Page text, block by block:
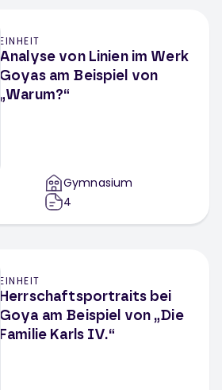
EINHEIT
Analyse von Linien im Werk
Goyas am Beispiel von
„Warum?“
Gymnasium
4
EINHEIT
Herrschaftsportraits bei
Goya am Beispiel von „Die
Familie Karls IV.“